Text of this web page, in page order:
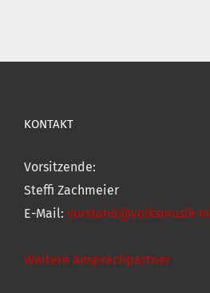
KONTAKT
Vorsitzende:
Steffi Zachmeier
E-Mail: vorstand@volksmusik-
Weitere Ansprechpartner